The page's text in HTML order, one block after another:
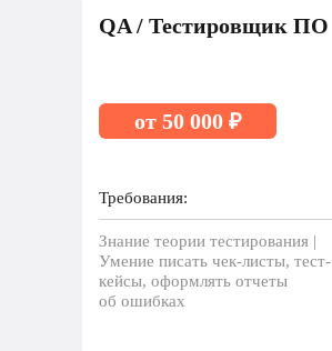
QA / Тестировщик ПО
Требования:
Знание теории тестирования |
Умение писать чек-листы, тест-
кейсы, оформлять отчеты
об ошибках
от 50 000 ₽